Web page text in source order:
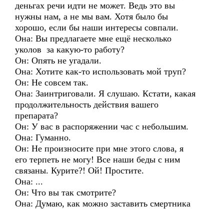
деньгах речи идти не может. Ведь это вы
нужны нам, а не мы вам. Хотя было бы
хорошо, если бы наши интересы совпали.
Она: Вы предлагаете мне ещё несколько
уколов за какую-то работу?
Он: Опять не угадали.
Она: Хотите как-то использовать мой труп?
Он: Не совсем так.
Она: Заинтриговали. Я слушаю. Кстати, какая
продолжительность действия вашего
препарата?
Он: У вас в распоряжении час с небольшим.
Она: Гуманно.
Он: Не произносите при мне этого слова, я
его терпеть не могу! Все наши беды с ним
связаны. Курите?! Ой! Простите.
Она: ...
Он: Что вы так смотрите?
Она: Думаю, как можно заставить смертника